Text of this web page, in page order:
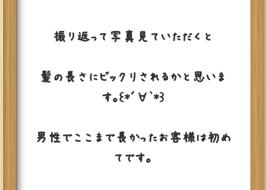
振り返って写真見ていただくと
髪の長さにビックリされるかと思いま
す。꒰*´∀`*꒱
男性でここまで長かったお客様は初め
てです。